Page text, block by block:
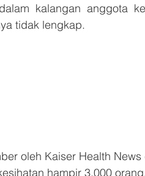
kalangan anggota
tidak lengkap.
oleh Kaiser Health
hampir 3,000